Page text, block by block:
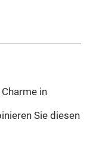
in
Sie diesen